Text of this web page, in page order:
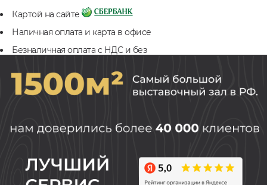
Картой на сайте
Наличная оплата и карта в офисе
Безналичная оплата с НДС и без